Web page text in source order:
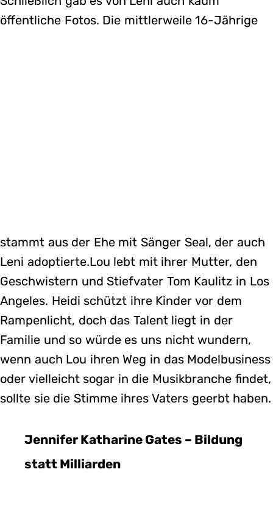
öffentliche Fotos. Die mittlerweile 16-Jährige
stammt aus der Ehe mit Sänger Seal, der auch
Leni adoptierte.Lou lebt mit ihrer Mutter, den
Geschwistern und Stiefvater Tom Kaulitz in Los
Angeles. Heidi schützt ihre Kinder vor dem
Rampenlicht, doch das Talent liegt in der
Familie und so würde es uns nicht wundern,
wenn auch Lou ihren Weg in das Modelbusiness
oder vielleicht sogar in die Musikbranche findet,
sollte sie die Stimme ihres Vaters geerbt haben.
Jennifer Katharine Gates – Bildung
statt Milliarden